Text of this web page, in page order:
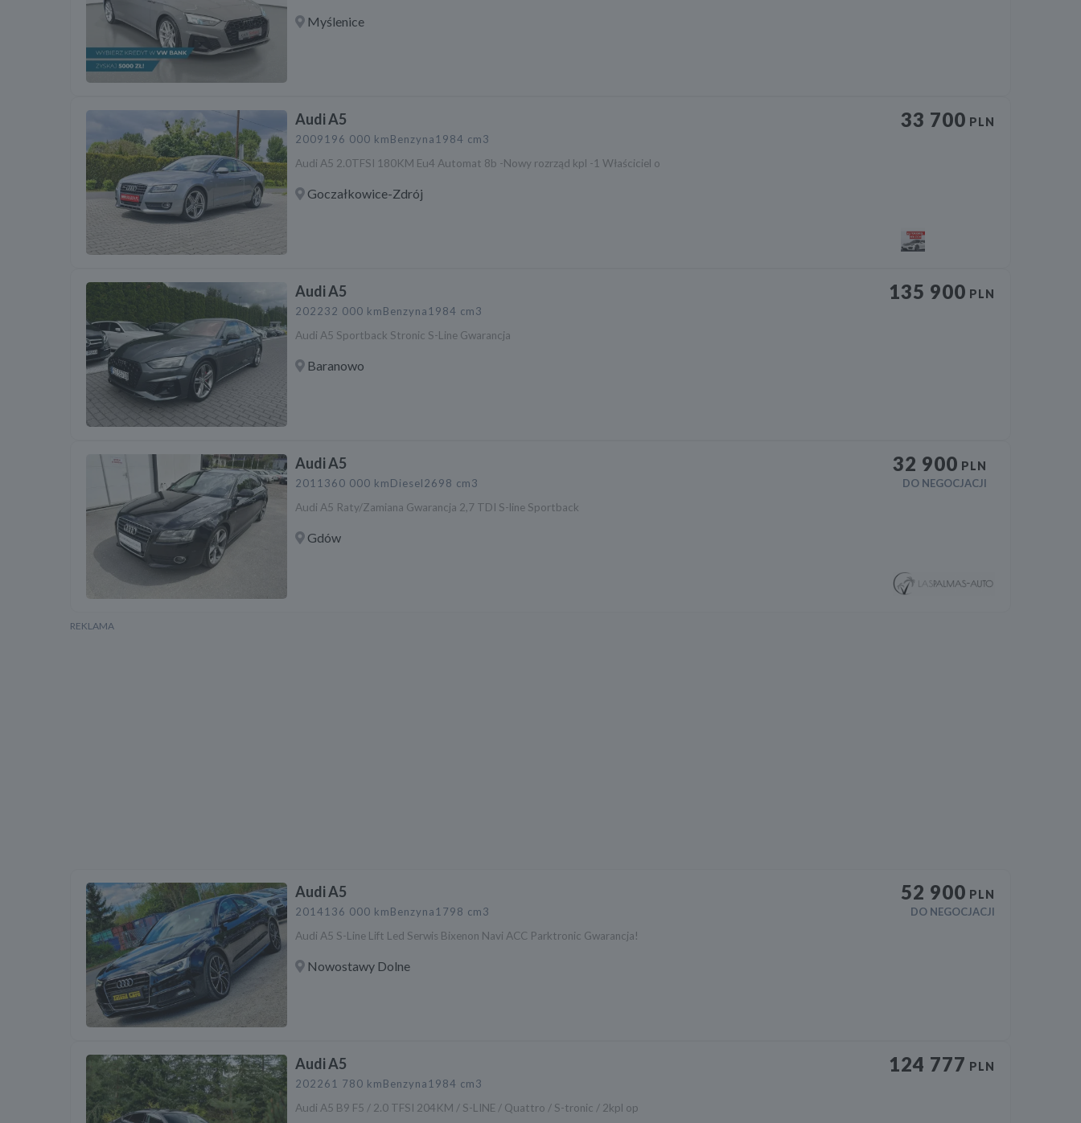
Myślenice
Audi A5
2009196 000 kmBenzyna1984 cm3
Audi A5 2.0TFSI 180KM Eu4 Automat 8b -Nowy rozrząd kpl -1 Właściciel o
Goczałkowice-Zdrój
33 700 PLN
Audi A5
202232 000 kmBenzyna1984 cm3
Audi A5 Sportback Stronic S-Line Gwarancja
Baranowo
135 900 PLN
Audi A5
2011 360 000 kmDiesel2698 cm3
Audi A5 Raty/Zamiana Gwarancja 2,7 TDI S-line Sportback
Gdów
32 900 PLN
DO NEGOCJACJI
Audi A5
2014136 000 kmBenzyna1798 cm3
Audi A5 S-Line Lift Led Serwis Bixenon Navi ACC Parktronic Gwarancja!
Nowostawy Dolne
52 900 PLN
DO NEGOCJACJI
Audi A5
202261 780 kmBenzyna1984 cm3
Audi A5 B9 F5 / 2.0 TFSI 204KM / S-LINE / Quattro / S-tronic / 2kpl op
124 777 PLN